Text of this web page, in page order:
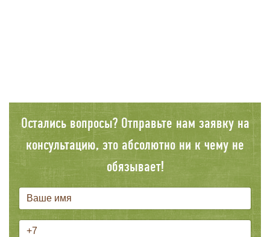
Остались вопросы? Отправьте нам заявку на
консультацию, это абсолютно ни к чему не
обязывает!